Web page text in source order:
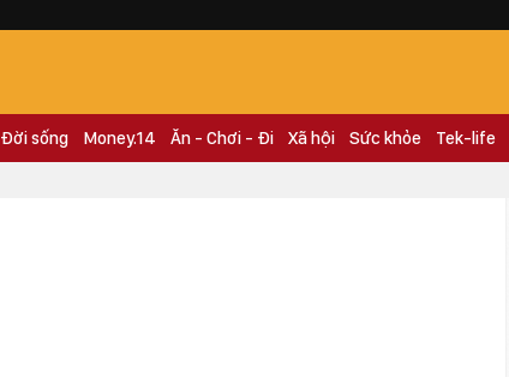
Đời sống Money.14 Ăn - Chơi - Đi Xã hội Sức khỏe Tek-life